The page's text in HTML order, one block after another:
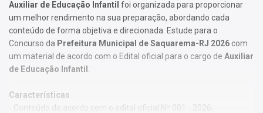
Auxiliar de Educação Infantil foi organizada para proporcionar
um melhor rendimento na sua preparação, abordando cada
conteúdo de forma objetiva e direcionada. Estude para o
Concurso da Prefeitura Municipal de Saquarema-RJ 2026com
um material de acordo com o Edital oficial para o cargo de Auxiliar
de Educação Infantil
Características
- Conteúdo de acordo com o edital oficial Nº 001 - 2026;